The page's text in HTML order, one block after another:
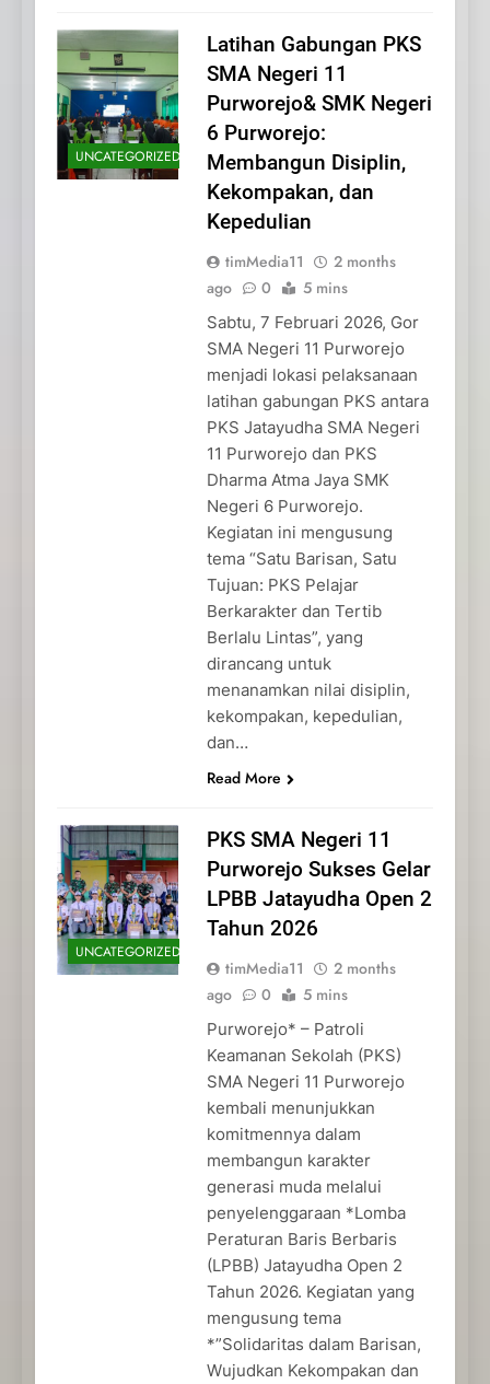
UNCATEGORIZED
Latihan Gabungan PKS
SMA Negeri 11
Purworejo& SMK Negeri
6 Purworejo:
Membangun Disiplin,
Kekompakan, dan
Kepedulian
timMedia11
2 months
ago
0 5 mins
Sabtu, 7 Februari 2026, Gor
SMA Negeri 11 Purworejo
menjadi lokasi pelaksanaan
latihan gabungan PKS antara
PKS Jatayudha SMA Negeri
11 Purworejo dan PKS
Dharma Atma Jaya SMK
Negeri 6 Purworejo.
Kegiatan ini mengusung
tema “Satu Barisan, Satu
Tujuan: PKS Pelajar
Berkarakter dan Tertib
Berlalu Lintas”, yang
dirancang untuk
menanamkan nilai disiplin,
kekompakan, kepedulian,
dan…
Read More
UNCATEGORIZED
PKS SMA Negeri 11
Purworejo Sukses Gelar
LPBB Jatayudha Open 2
Tahun 2026
timMedia11
2 months
ago
0 5 mins
Purworejo* – Patroli
Keamanan Sekolah (PKS)
SMA Negeri 11 Purworejo
kembali menunjukkan
komitmennya dalam
membangun karakter
generasi muda melalui
penyelenggaraan *Lomba
Peraturan Baris Berbaris
(LPBB) Jatayudha Open 2
Tahun 2026. Kegiatan yang
mengusung tema
*”Solidaritas dalam Barisan,
Wujudkan Kekompakan dan